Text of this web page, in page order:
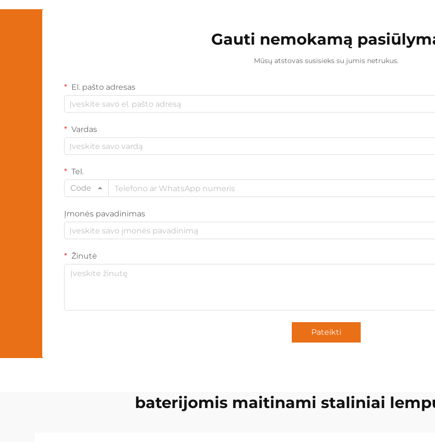
Gauti nemokamą
Mūsų atstovas susisieks su jumis netrukus.
El. pašto adresas
Vardas
Tel.
Code
Įmonės pavadinimas
Žinutė
Pateikti
baterijomis maitinami staliniai